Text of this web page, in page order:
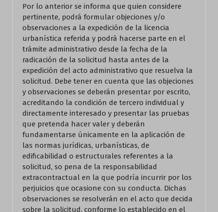
Por lo anterior se informa que quien considere
pertinente, podrá formular objeciones y/o
observaciones a la expedición de la licencia
urbanística referida y podrá hacerse parte en el
trámite administrativo desde la fecha de la
radicación de la solicitud hasta antes de la
expedición del acto administrativo que resuelva la
solicitud. Debe tener en cuenta que las objeciones
y observaciones se deberán presentar por escrito,
acreditando la condición de tercero individual y
directamente interesado y presentar las pruebas
que pretenda hacer valer y deberán
fundamentarse únicamente en la aplicación de
las normas jurídicas, urbanísticas, de
edificabilidad o estructurales referentes a la
solicitud, so pena de la responsabilidad
extracontractual en la que podría incurrir por los
perjuicios que ocasione con su conducta. Dichas
observaciones se resolverán en el acto que decida
sobre la solicitud, conforme lo establecido en el